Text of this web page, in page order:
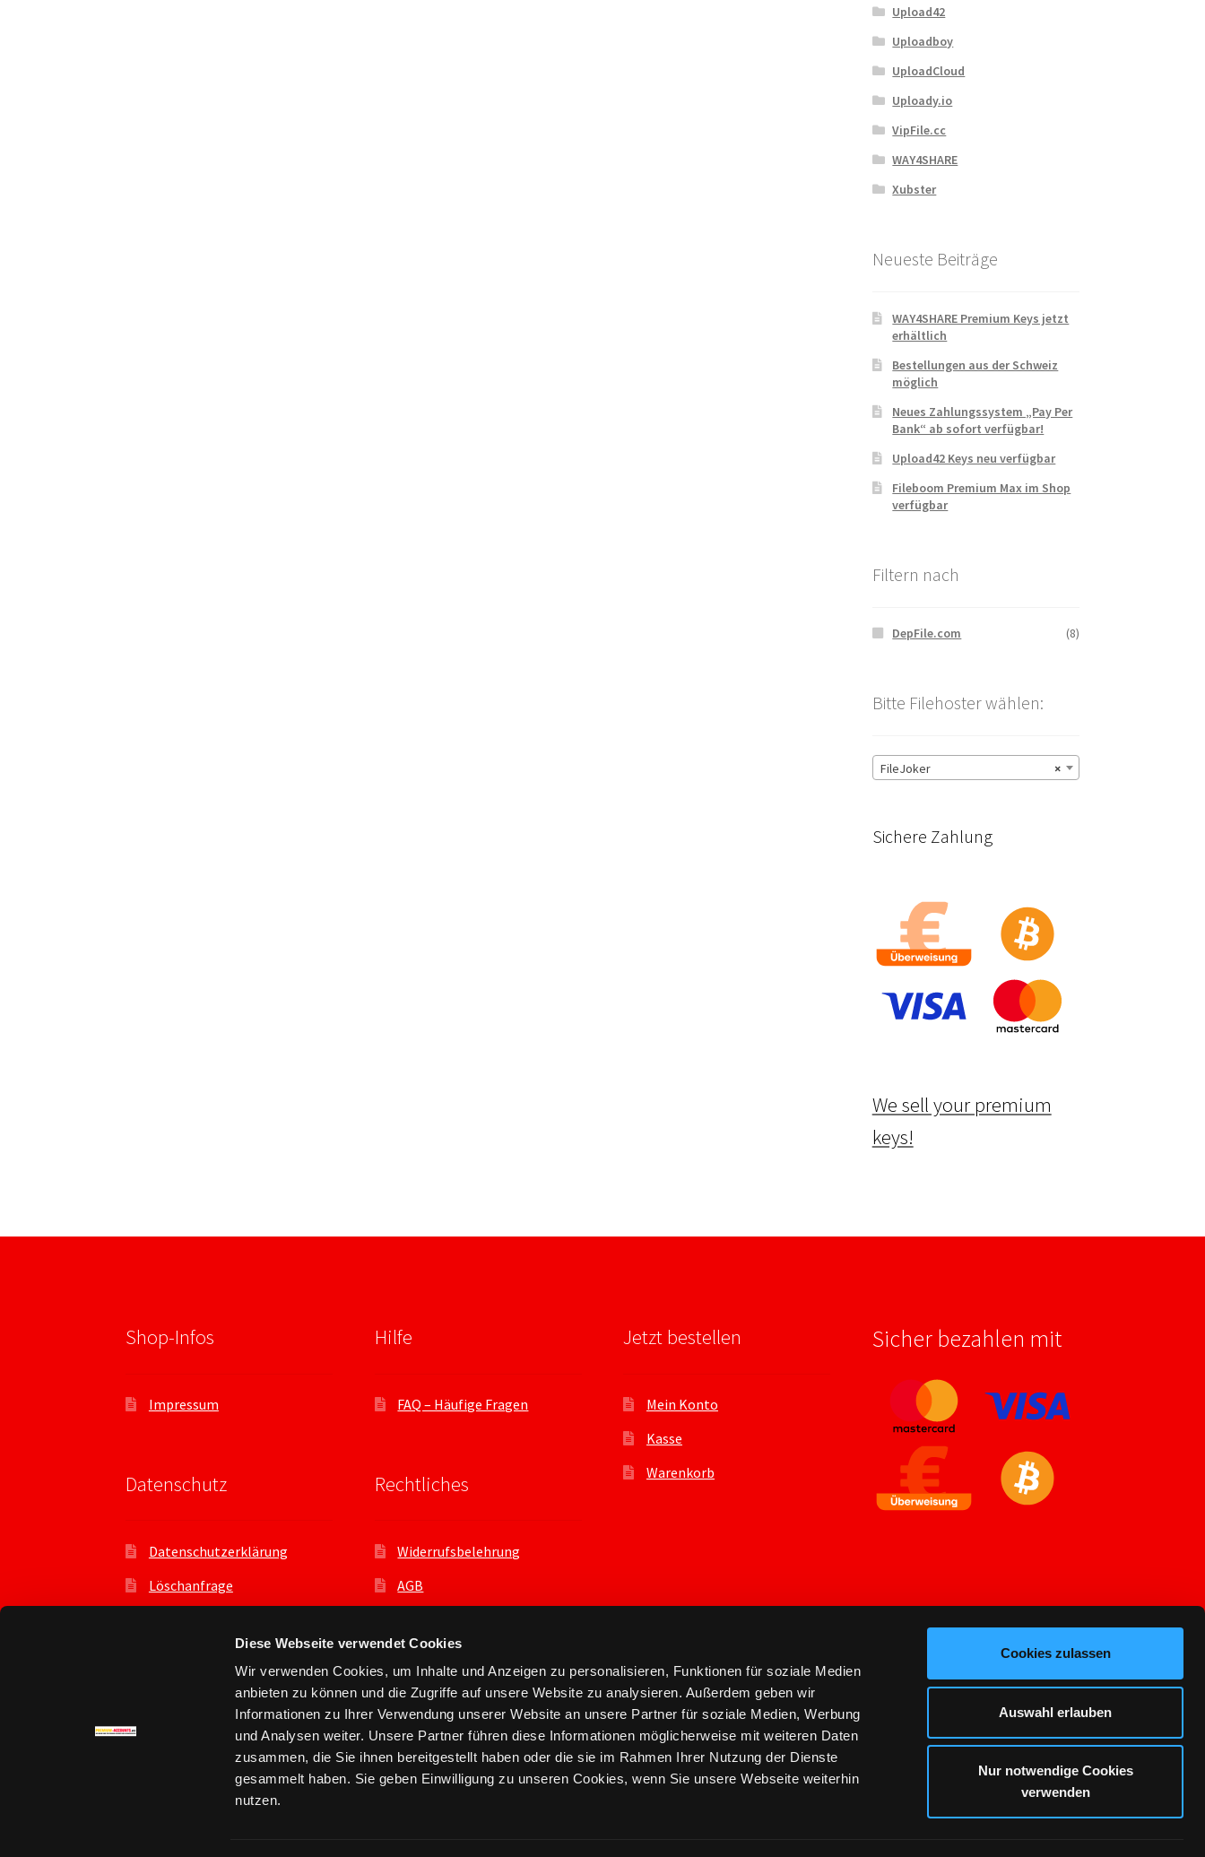
Diese Webseite verwendet Cookies
Wir verwenden Cookies, um Inhalte und Anzeigen zu personalisieren, Funktionen für soziale Medien
anbieten zu können und die Zugriffe auf unsere Website zu analysieren. Außerdem geben wir
Informationen zu Ihrer Verwendung unserer Website an unsere Partner für soziale Medien, Werbung
und Analysen weiter. Unsere Partner führen diese Informationen möglicherweise mit weiteren Daten
zusammen, die Sie ihnen bereitgestellt haben oder die sie im Rahmen Ihrer Nutzung der Dienste
gesammelt haben. Sie geben Einwilligung zu unseren Cookies, wenn Sie unsere Webseite weiterhin
nutzen.
Cookies zulassen
Auswahl erlauben
Nur notwendige Cookies
verwenden
Upload42
Uploadboy
UploadCloud
Uploady.io
VipFile.cc
WAY4SHARE
Xubster
Neueste Beiträge
WAY4SHARE Premium Keys jetzt
erhältlich
Bestellungen aus der Schweiz
möglich
Neues Zahlungssystem „Pay Per
Bank“ ab sofort verfügbar!
Upload42 Keys neu verfügbar
Fileboom Premium Max im Shop
verfügbar
Filtern nach
DepFile.com (8)
Bitte Filehoster wählen:
×
FileJoker
Sichere Zahlung
We sell your premium
keys!
Shop-Infos
Impressum
Datenschutz
Datenschutzerklärung
Löschanfrage
Datenschutzeinstellungen
Hilfe
FAQ – Häufige Fragen
Rechtliches
Widerrufsbelehrung
AGB
Jetzt bestellen
Mein Konto
Kasse
Warenkorb
Sicher bezahlen mit
© Premium Account kaufen - premium-accounts.xyz 2026
Erstellt mit WooCommerce